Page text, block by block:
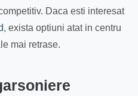
Daca esti interesat
, exista optiuni atat in centru
mai retrase.